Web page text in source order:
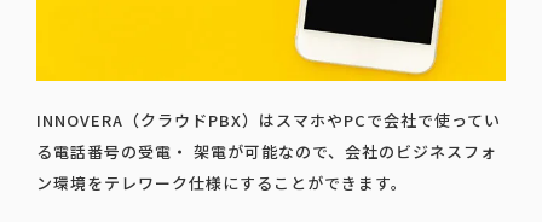
INNOVERA（クラウドPBX）はスマホやPCで会社で使ってい
る電話番号の受電・ 架電が可能なので、会社のビジネスフォ
ン環境をテレワーク仕様にすることができます。